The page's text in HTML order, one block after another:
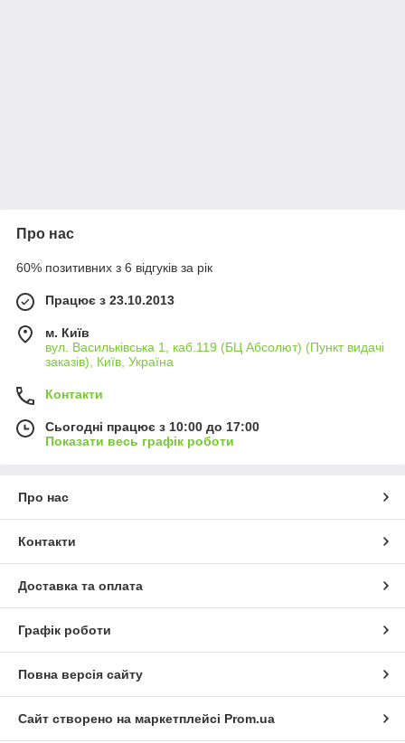
Про нас
60% позитивних з 6 відгуків за рік
Працює з 23.10.2013
м. Київ
вул. Васильківська 1, каб.119 (БЦ Абсолют) (Пункт видачі
заказів), Київ, Україна
Контакти
Сьогодні працює з 10:00 до 17:00
Показати весь графік роботи
Про нас
Контакти
Доставка та оплата
Графік роботи
Повна версія сайту
Сайт створено на маркетплейсі Prom.ua